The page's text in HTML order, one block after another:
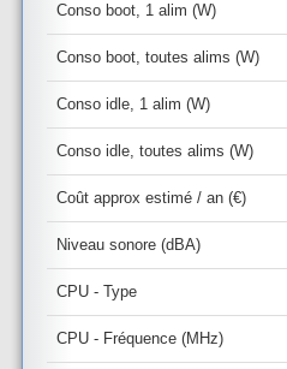
Conso boot, 1 alim (W)
Conso boot, toutes alims (W)
Conso idle, 1 alim (W)
Conso idle, toutes alims (W)
Coût approx estimé / an (€)
Niveau sonore (dBA)
CPU - Type
CPU - Fréquence (MHz)